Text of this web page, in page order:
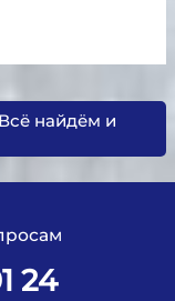
найдём и
24